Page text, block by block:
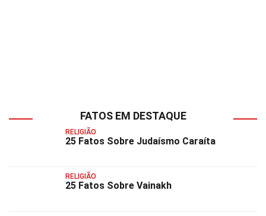
FATOS EM DESTAQUE
RELIGIÃO
25 Fatos Sobre Judaísmo Caraíta
RELIGIÃO
25 Fatos Sobre Vainakh